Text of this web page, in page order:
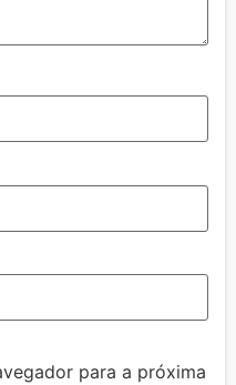
para a próxima